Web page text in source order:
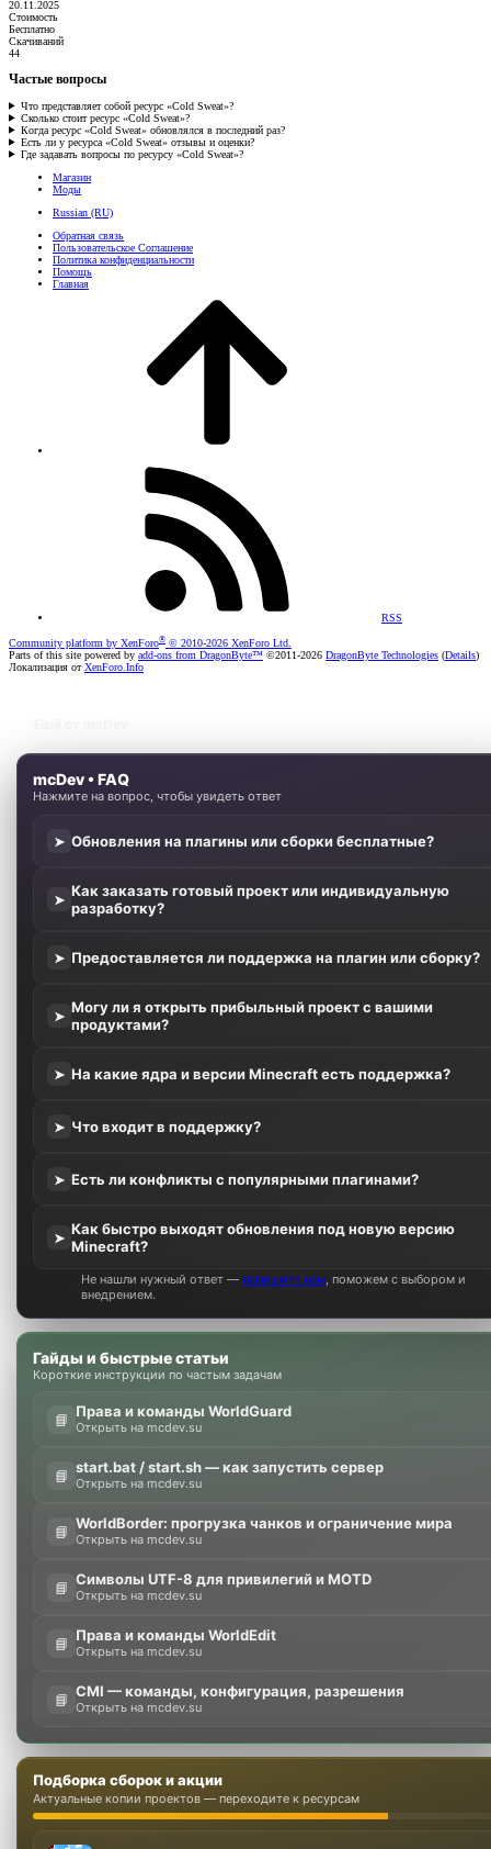
20.11.2025
Стоимость
Бесплатно
Скачиваний
44
Частые вопросы
Что представляет собой ресурс «Cold Sweat»?
Сколько стоит ресурс «Cold Sweat»?
Когда ресурс «Cold Sweat» обновлялся в последний раз?
Есть ли у ресурса «Cold Sweat» отзывы и оценки?
Где задавать вопросы по ресурсу «Cold Sweat»?
Магазин
Моды
Russian (RU)
Обратная связь
Пользовательское Соглашение
Политика конфиденциальности
Помощь
Главная
RSS
Community platform by XenForo® © 2010-2026 XenForo Ltd.
Parts of this site powered by add-ons from DragonByte™ ©2011-2026 DragonByte Technologies (Details)
Локализация отXenForo.Info
mcDev • FAQ
Нажмите на вопрос, чтобы увидеть ответ
➤ Обновления на плагины или сборки бесплатные?
➤ Как заказать готовый проект или индивидуальную
разработку?
➤ Предоставляется ли поддержка на плагин или сборку?
➤ Могу ли я открыть прибыльный проект с вашими
продуктами?
➤ На какие ядра и версии Minecraft есть поддержка?
➤ Что входит в поддержку?
➤ Есть ли конфликты с популярными плагинами?
➤ Как быстро выходят обновления под новую версию
Minecraft?
Не нашли нужный ответ —напишите нам, поможем с выбором и
внедрением.
Гайды и быстрые статьи
Короткие инструкции по частым задачам
📘 Права и команды WorldGuard
Открыть на mcdev.su
📘 start.bat / start.sh — как запустить сервер
Открыть на mcdev.su
📘 WorldBorder: прогрузка чанков и ограничение мира
Открыть на mcdev.su
📘 Символы UTF-8 для привилегий и MOTD
Открыть на mcdev.su
📘 Права и команды WorldEdit
Открыть на mcdev.su
📘 CMI — команды, конфигурация, разрешения
Открыть на mcdev.su
Подборка сборок и акции
Актуальные копии проектов — переходите к ресурсам